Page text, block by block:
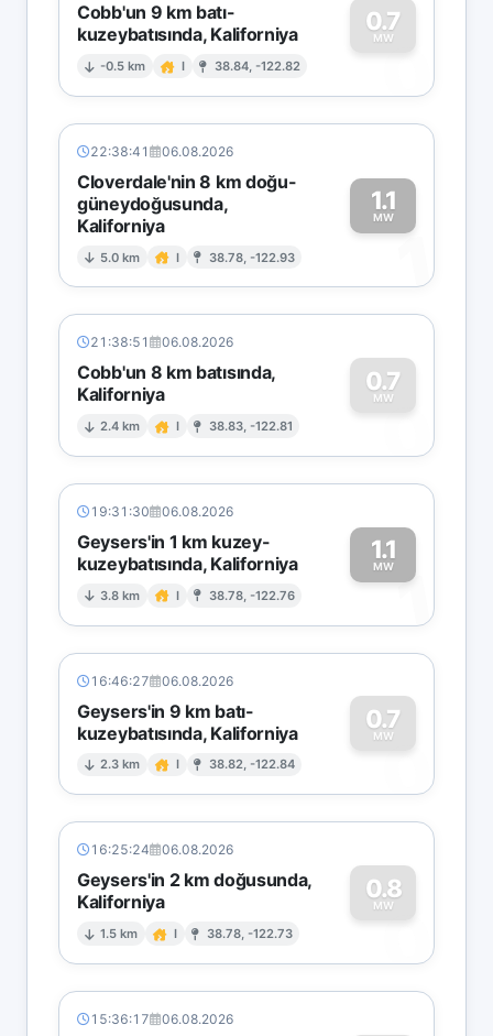
Cobb'un 9 km batı-
kuzeybatısında, Kaliforniya
-0.5 km I 38.84, -122.82
0.7
MW
0
22:38:41 06.08.2026
Cloverdale'nin 8 km doğu-
güneydoğusunda,
Kaliforniya
5.0 km I 38.78, -122.93
1.1
MW
1
21:38:51 06.08.2026
Cobb'un 8 km batısında,
Kaliforniya
2.4 km I 38.83, -122.81
0.7
MW
0
19:31:30 06.08.2026
Geysers'in 1 km kuzey-
kuzeybatısında, Kaliforniya
3.8 km I 38.78, -122.76
1.1
MW1
16:46:27 06.08.2026
Geysers'in 9 km batı-
kuzeybatısında, Kaliforniya
2.3 km I 38.82, -122.84
0.7
MW
0
16:25:24 06.08.2026
Geysers'in 2 km doğusunda,
Kaliforniya
1.5 km I 38.78, -122.73
0.8
MW
0
15:36:17 06.08.2026